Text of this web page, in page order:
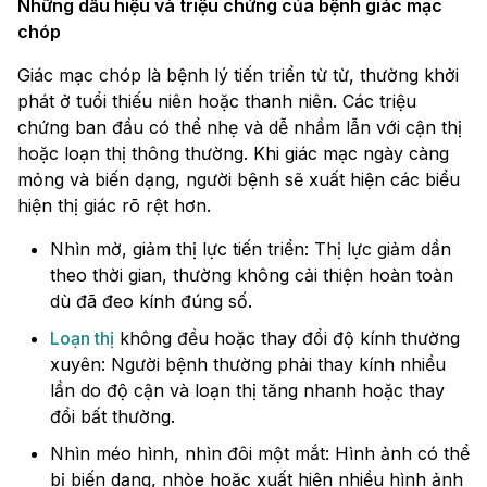
Những dấu hiệu và triệu chứng của bệnh giác mạc
chóp
Giác mạc chóp là bệnh lý tiến triển từ từ, thường khởi
phát ở tuổi thiếu niên hoặc thanh niên. Các triệu
chứng ban đầu có thể nhẹ và dễ nhầm lẫn với cận thị
hoặc loạn thị thông thường. Khi giác mạc ngày càng
mỏng và biến dạng, người bệnh sẽ xuất hiện các biểu
hiện thị giác rõ rệt hơn.
Nhìn mờ, giảm thị lực tiến triển: Thị lực giảm dần
theo thời gian, thường không cải thiện hoàn toàn
dù đã đeo kính đúng số.
Loạn thị không đều hoặc thay đổi độ kính thường
xuyên: Người bệnh thường phải thay kính nhiều
lần do độ cận và loạn thị tăng nhanh hoặc thay
đổi bất thường.
Nhìn méo hình, nhìn đôi một mắt: Hình ảnh có thể
bị biến dạng, nhòe hoặc xuất hiện nhiều hình ảnh